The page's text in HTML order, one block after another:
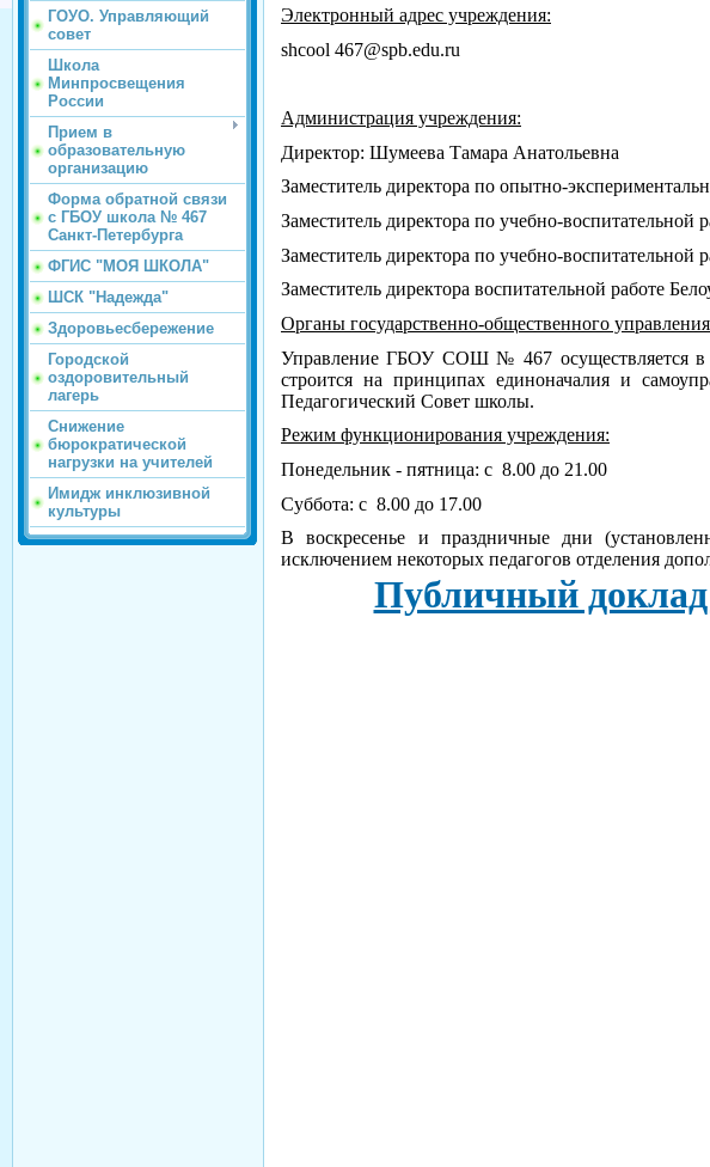
ГОУО. Управляющий
совет
Школа
Минпросвещения
России
Прием в
образовательную
организацию
Форма обратной связи
с ГБОУ школа № 467
Санкт-Петербурга
ФГИС "МОЯ ШКОЛА"
ШСК "Надежда"
Здоровьесбережение
Городской
оздоровительный
лагерь
Снижение
бюрократической
нагрузки на учителей
Имидж инклюзивной
культуры
Электронный адрес учреждения:
shcool 467@spb.edu.ru
Администрация учреждения:
Директор: Шумеева Тамара Анатольевна
Заместитель директора по опытно-
Заместитель директора по учебно-
Заместитель директора по учебно-
Заместитель директора воспитательной работе
Органы государственно-общественного
Управление ГБОУ СОШ № 467 осуществляется в
строится на принципах единоначалия и
Педагогический Совет школы.
Режим функционирования учреждения:
Понедельник - пятница: с 8.00 до 21.00
Суббота: с 8.00 до 17.00
В воскресенье и праздничные дни
исключением некоторых педагогов отделения
Публичный